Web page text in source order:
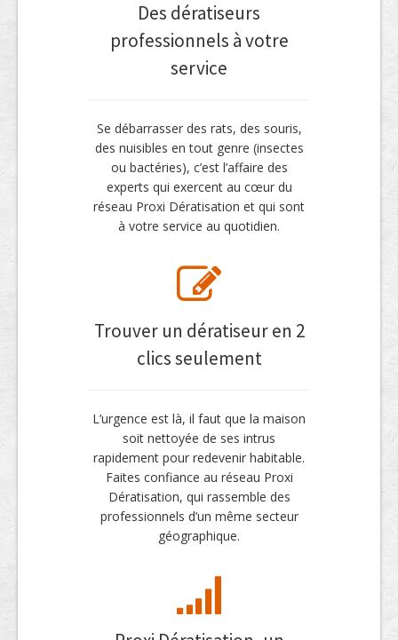
Des dératiseurs
professionnels à votre
service
Se débarrasser des rats, des souris,
des nuisibles en tout genre (insectes
ou bactéries), c’est l’affaire des
experts qui exercent au cœur du
réseau Proxi Dératisation et qui sont
à votre service au quotidien.
Trouver un dératiseur en 2
clics seulement
L’urgence est là, il faut que la maison
soit nettoyée de ses intrus
rapidement pour redevenir habitable.
Faites confiance au réseau Proxi
Dératisation, qui rassemble des
professionnels d’un même secteur
géographique.